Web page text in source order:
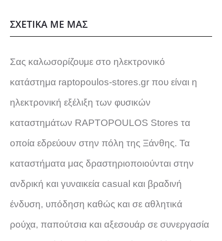
ΣΧΕΤΙΚΑ ΜΕ ΜΑΣ
Σας καλωσορίζουμε στο ηλεκτρονικό
κατάστημα raptopoulos-stores.gr που είναι η
ηλεκτρονική εξέλιξη των φυσικών
καταστημάτων RAPTOPOULOS Stores τα
οποία εδρεύουν στην πόλη της Ξάνθης. Τα
καταστήματα μας δραστηριοποιούνται στην
ανδρική και γυναικεία casual και βραδινή
ένδυση, υπόδηση καθώς και σε αθλητικά
ρούχα, παπούτσια και αξεσουάρ σε συνεργασία